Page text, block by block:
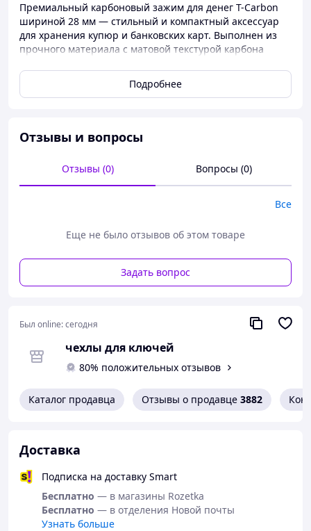
Премиальный карбоновый зажим для денег T-Carbon
шириной 28 мм — стильный и компактный аксессуар
для хранения купюр и банковских карт. Выполнен из
прочного материала с матовой текстурой карбона
использования, легко помещается в карман и отлично
заменяет классический кошелек.
• Тип: карбоновый зажим для денег
• Ширина: 28 мм
✅ Преимущества:
• Стильная матовая карбоновая поверхность
• Компактный размер для ежедневного ношения
• Прочный и легкий материал
• Отличный вариант подарка
Подробнее
Отзывы и вопросы
Отзывы (0) Вопросы (0)
Все
Еще не было отзывов об этом товаре
Задать вопрос
Был online:сегодня
чехлы для ключей
80% положительных отзывов
Каталог продавца Отзывы о продавце 3882
Доставка
Подписка на доставку Smart
Бесплатно — в магазины Rozetka
Бесплатно — в отделения Новой почты
Узнать больше